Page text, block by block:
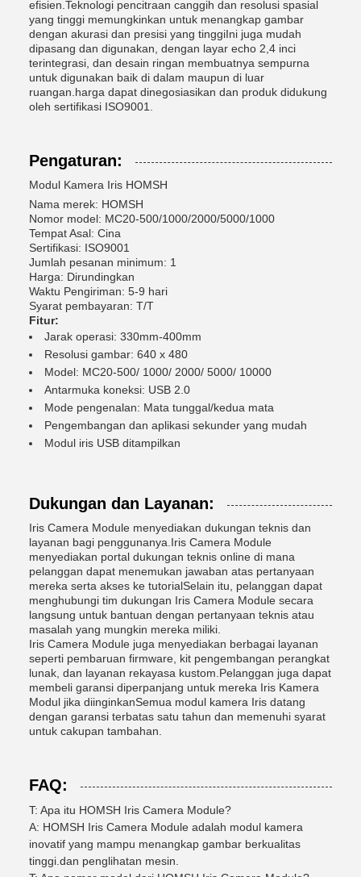
efisien.Teknologi pencitraan canggih dan resolusi spasial
yang tinggi memungkinkan untuk menangkap gambar
dengan akurasi dan presisi yang tinggiIni juga mudah
dipasang dan digunakan, dengan layar echo 2,4 inci
terintegrasi, dan desain ringan membuatnya sempurna
untuk digunakan baik di dalam maupun di luar
ruangan.harga dapat dinegosiasikan dan produk didukung
oleh sertifikasi ISO9001.
Pengaturan:
Modul Kamera Iris HOMSH
Nama merek: HOMSH
Nomor model: MC20-500/1000/2000/5000/1000
Tempat Asal: Cina
Sertifikasi: ISO9001
Jumlah pesanan minimum: 1
Harga: Dirundingkan
Waktu Pengiriman: 5-9 hari
Syarat pembayaran: T/T
Fitur:
Jarak operasi: 330mm-400mm
Resolusi gambar: 640 x 480
Model: MC20-500/ 1000/ 2000/ 5000/ 10000
Antarmuka koneksi: USB 2.0
Mode pengenalan: Mata tunggal/kedua mata
Pengembangan dan aplikasi sekunder yang mudah
Modul iris USB ditampilkan
Dukungan dan Layanan:
Iris Camera Module menyediakan dukungan teknis dan
layanan bagi penggunanya.Iris Camera Module
menyediakan portal dukungan teknis online di mana
pelanggan dapat menemukan jawaban atas pertanyaan
mereka serta akses ke tutorialSelain itu, pelanggan dapat
menghubungi tim dukungan Iris Camera Module secara
langsung untuk bantuan dengan pertanyaan teknis atau
masalah yang mungkin mereka miliki.
Iris Camera Module juga menyediakan berbagai layanan
seperti pembaruan firmware, kit pengembangan perangkat
lunak, dan layanan rekayasa kustom.Pelanggan juga dapat
membeli garansi diperpanjang untuk mereka Iris Kamera
Modul jika diinginkanSemua modul kamera Iris datang
dengan garansi terbatas satu tahun dan memenuhi syarat
untuk cakupan tambahan.
FAQ:
T: Apa itu HOMSH Iris Camera Module?
A: HOMSH Iris Camera Module adalah modul kamera
inovatif yang mampu menangkap gambar berkualitas
tinggi.dan penglihatan mesin.